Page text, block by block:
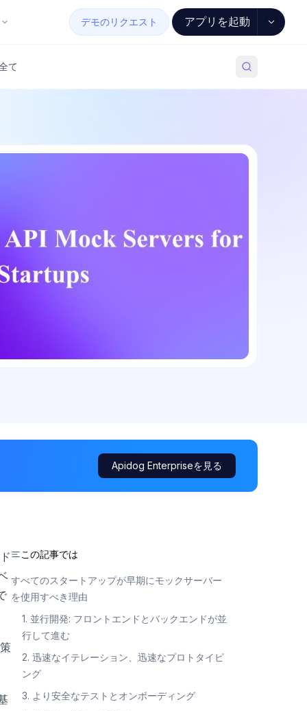
デモのリクエスト アプリを起動
て
Apidog Enterpriseを見る
この記事では
すべてのスタートアップが早期にモックサーバー
を使用すべき理由
1. 並行開発: フロントエンドとバックエンドが並
行して進む
2. 迅速なイテレーション、迅速なプロトタイピ
ング
3. より安全なテストとオンボーディング